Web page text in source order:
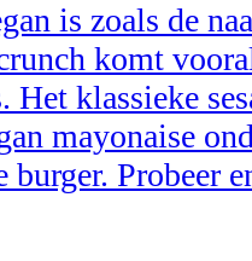
is zoals de
komt
Het klassieke
mayonaise
burger. Probeer